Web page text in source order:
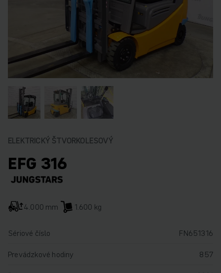
ELEKTRICKÝ ŠTVORKOLESOVÝ
EFG 316
4.000 mm 1.600 kg
Sériové číslo
FN651316
Prevádzkové hodiny
857